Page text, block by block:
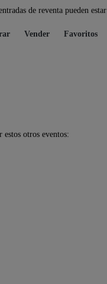
de reventa pueden
Vender Favoritos
otros eventos: